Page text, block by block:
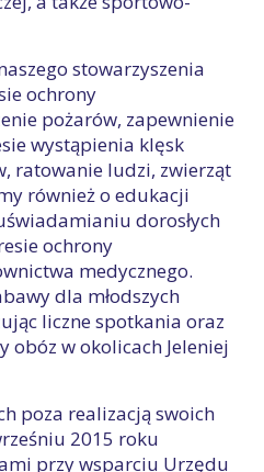
stowarzyszenia
ochrony
pożarów, zapewnienie
wystąpienia klęsk
ratowanie ludzi, zwierząt
również o edukacji
dorosłych
ochrony
medycznego.
dla młodszych
liczne spotkania oraz
obóz w okolicach Jeleniej
poza realizacją swoich
2015 roku
przy wsparciu Urzędu